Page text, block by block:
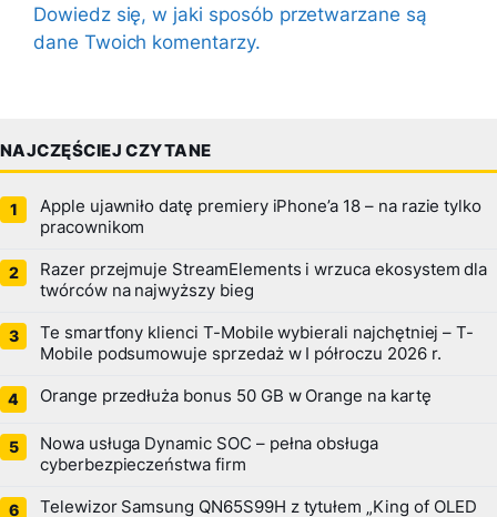
Dowiedz się, w jaki sposób przetwarzane są
dane Twoich komentarzy.
NAJCZĘŚCIEJ CZYTANE
Apple ujawniło datę premiery iPhone’a 18 – na razie tylko
pracownikom
Razer przejmuje StreamElements i wrzuca ekosystem dla
twórców na najwyższy bieg
Te smartfony klienci T-Mobile wybierali najchętniej – T-
Mobile podsumowuje sprzedaż w I półroczu 2026 r.
Orange przedłuża bonus 50 GB w Orange na kartę
Nowa usługa Dynamic SOC – pełna obsługa
cyberbezpieczeństwa firm
Telewizor Samsung QN65S99H z tytułem „King of OLED